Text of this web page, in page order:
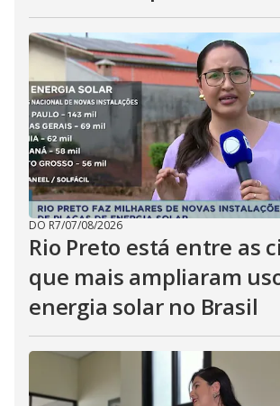
DO R7/07/08/2026
Rio Preto está entre as
que mais ampliaram
energia solar no Brasil